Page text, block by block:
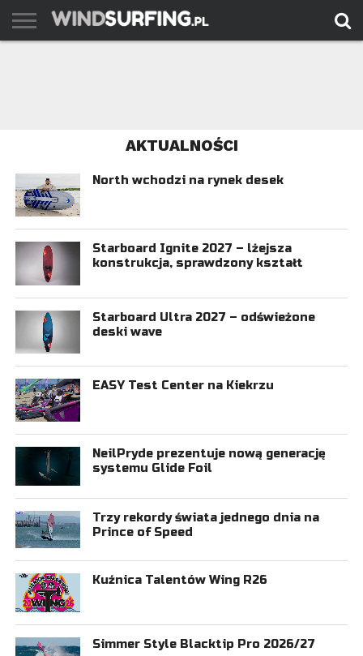
AKTUALNOŚCI
North wchodzi na rynek desek
Starboard Ignite 2027 – lżejsza
konstrukcja, sprawdzony kształt
Starboard Ultra 2027 – odświeżone
deski wave
EASY Test Center na Kiekrzu
NeilPryde prezentuje nową generację
systemu Glide Foil
Trzy rekordy świata jednego dnia na
Prince of Speed
Kuźnica Talentów Wing R26
Simmer Style Blacktip Pro 2026/27